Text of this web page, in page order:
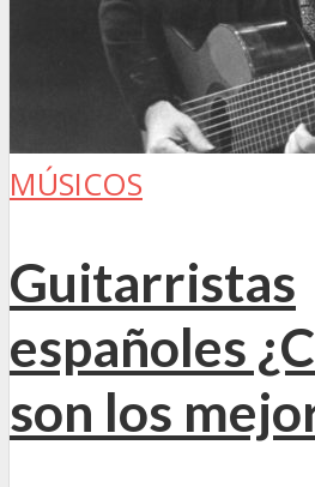
MÚSICOS
Guitarristas
españoles
son los